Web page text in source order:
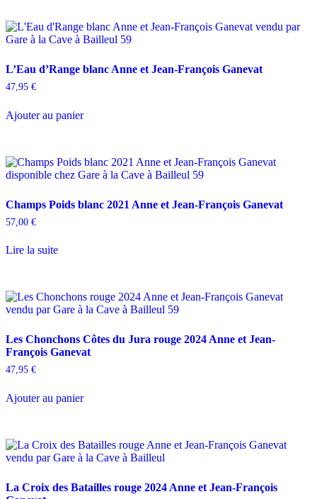
L’Eau d’Range blanc Anne et Jean-François Ganevat
47,95 €
Ajouter au panier
Champs Poids blanc 2021 Anne et Jean-François Ganevat
57,00 €
Lire la suite
Les Chonchons Côtes du Jura rouge 2024 Anne et Jean-
François Ganevat
47,95 €
Ajouter au panier
La Croix des Batailles rouge 2024 Anne et Jean-François